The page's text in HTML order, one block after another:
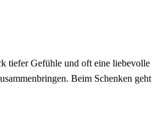
tiefer Gefühle und oft eine liebevolle
Beim Schenken geht